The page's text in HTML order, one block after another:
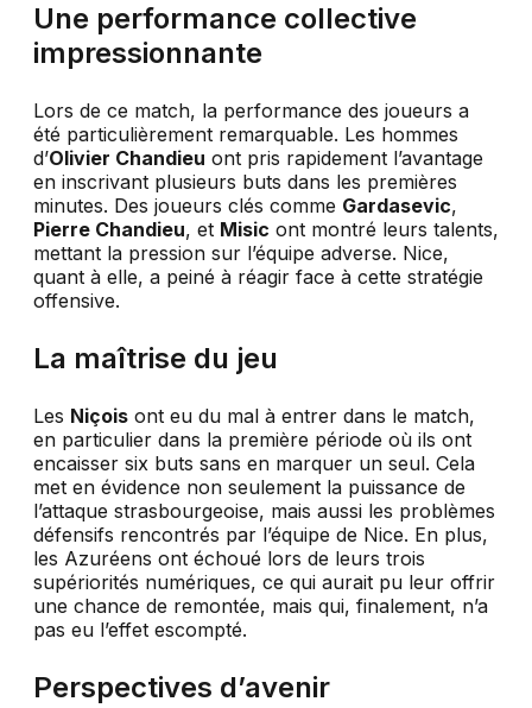
Une performance collective
impressionnante
Lors de ce match, la performance des joueurs a
été particulièrement remarquable. Les hommes
d’Olivier Chandieu ont pris rapidement l’avantage
en inscrivant plusieurs buts dans les premières
minutes. Des joueurs clés comme Gardasevic,
Pierre Chandieu, et Misic ont montré leurs talents,
mettant la pression sur l’équipe adverse. Nice,
quant à elle, a peiné à réagir face à cette stratégie
offensive.
La maîtrise du jeu
Les Niçois ont eu du mal à entrer dans le match,
en particulier dans la première période où ils ont
encaisser six buts sans en marquer un seul. Cela
met en évidence non seulement la puissance de
l’attaque strasbourgeoise, mais aussi les problèmes
défensifs rencontrés par l’équipe de Nice. En plus,
les Azuréens ont échoué lors de leurs trois
supériorités numériques, ce qui aurait pu leur offrir
une chance de remontée, mais qui, finalement, n’a
pas eu l’effet escompté.
Perspectives d’avenir